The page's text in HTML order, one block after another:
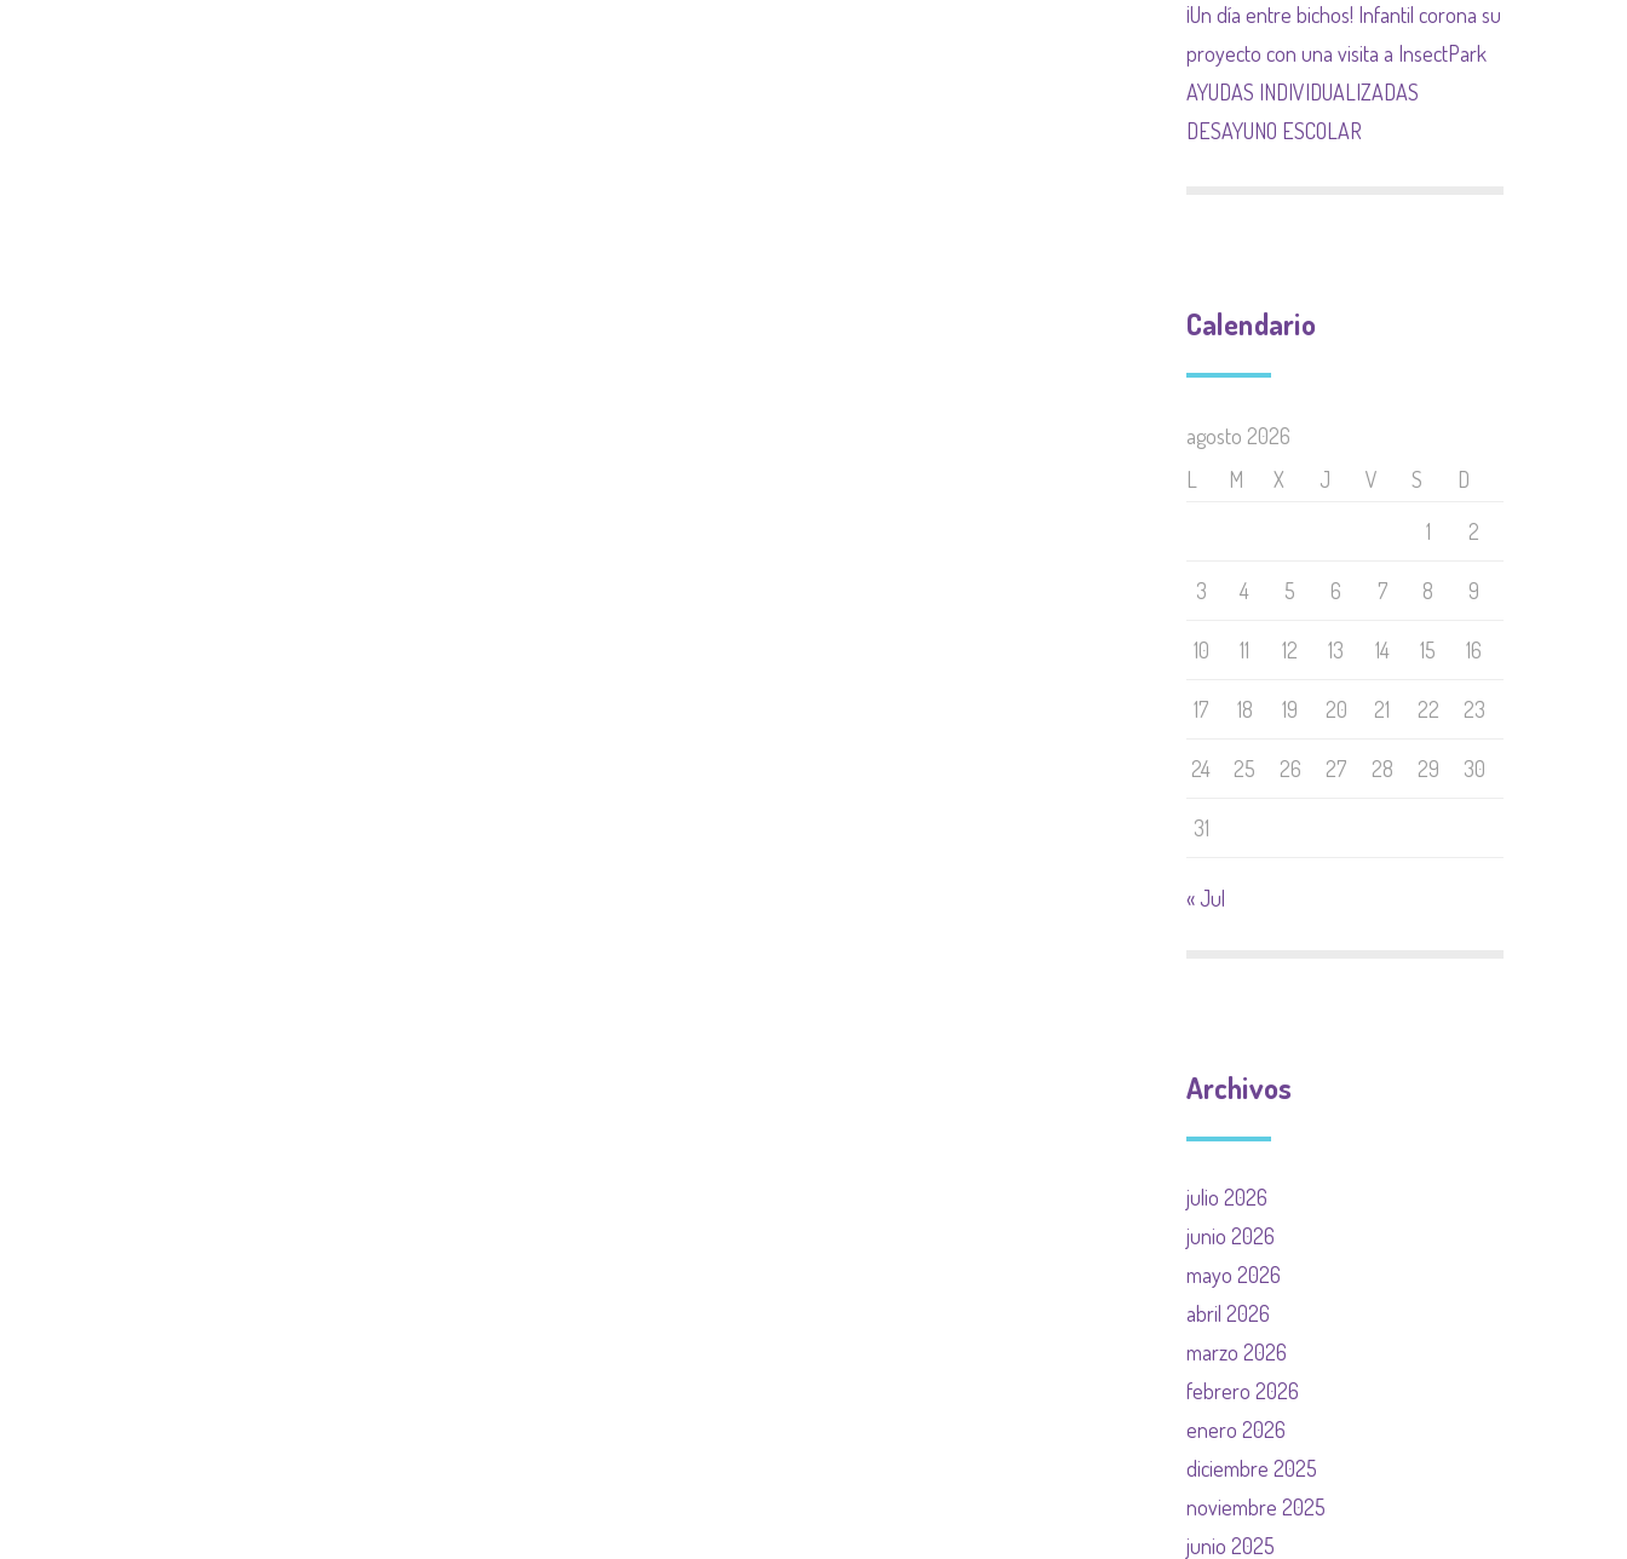
¡Un día entre bichos! Infantil corona su
proyecto con una visita a InsectPark
AYUDAS INDIVIDUALIZADAS
DESAYUNO ESCOLAR
Calendario
agosto 2026
L
M X J V S
D
1
2
3 4 5 6 7 8 9
10 11 12 13 14 15 16
17 18 19 20 21 22 23
24 25 26 27 28 29 30
31
« Jul
Archivos
julio 2026
junio 2026
mayo 2026
abril 2026
marzo 2026
febrero 2026
enero 2026
diciembre 2025
noviembre 2025
junio 2025